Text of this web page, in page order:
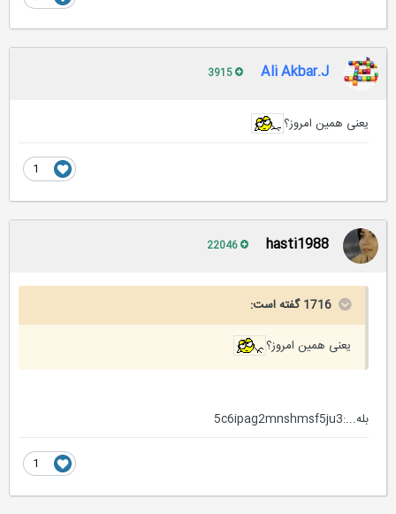
Ali Akbar.J
یعنی همین امروز؟
hasti1988
1716 گفته است:
یعنی همین امروز؟
بله...:5c6ipag2mnshmsf5ju3